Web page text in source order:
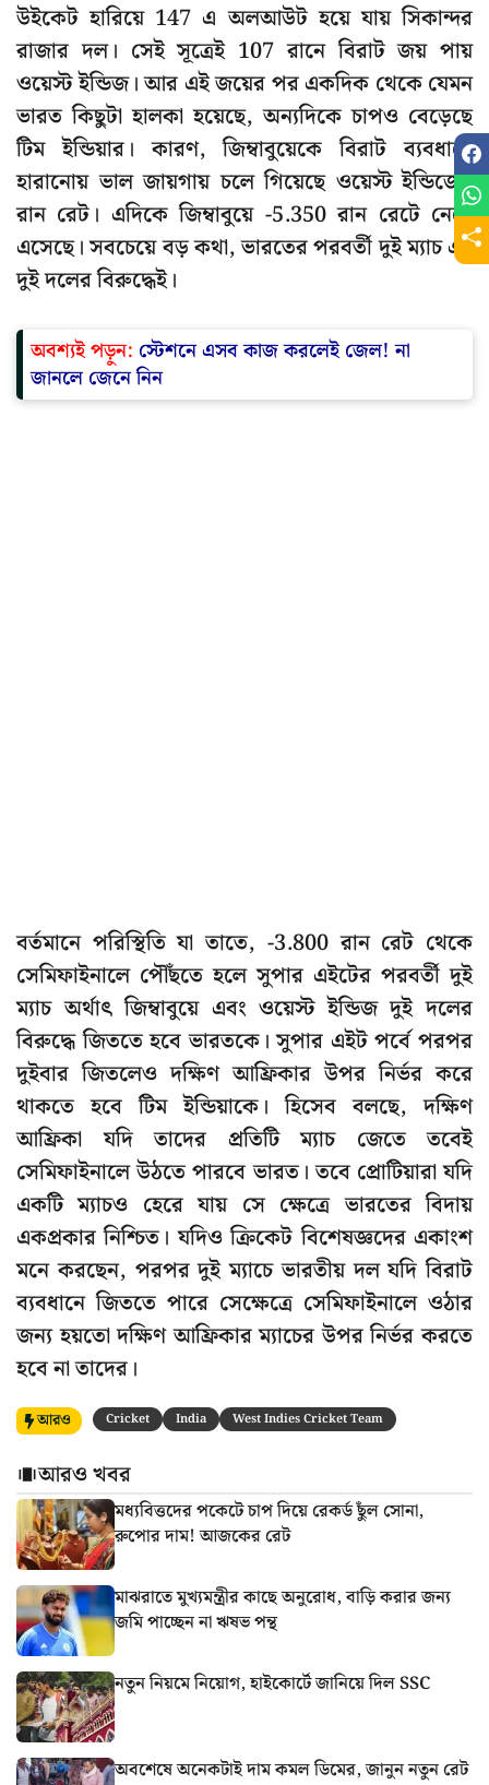
উইকেট হারিয়ে 147 এ অলআউট হয়ে যায় সিকান্দর
রাজার দল। সেই সূত্রেই 107 রানে বিরাট জয় পায়
ওয়েস্ট ইন্ডিজ। আর এই জয়ের পর একদিক থেকে যেমন
ভারত কিছুটা হালকা হয়েছে, অন্যদিকে চাপও বেড়েছে
টিম ইন্ডিয়ার। কারণ, জিম্বাবুয়েকে বিরাট ব্যবধানে
হারানোয় ভাল জায়গায় চলে গিয়েছে ওয়েস্ট ইন্ডিজের
রান রেট। এদিকে জিম্বাবুয়ে -5.350 রান রেটে নেমে
এসেছে। সবচেয়ে বড় কথা, ভারতের পরবর্তী দুই ম্যাচ এই
দুই দলের বিরুদ্ধেই।
অবশ্যই পড়ুন: স্টেশনে এসব কাজ করলেই জেল! না
জানলে জেনে নিন
বর্তমানে পরিস্থিতি যা তাতে, -3.800 রান রেট থেকে
সেমিফাইনালে পৌঁছতে হলে সুপার এইটের পরবর্তী দুই
ম্যাচ অর্থাৎ জিম্বাবুয়ে এবং ওয়েস্ট ইন্ডিজ দুই দলের
বিরুদ্ধে জিততে হবে ভারতকে। সুপার এইট পর্বে পরপর
দুইবার জিতলেও দক্ষিণ আফ্রিকার উপর নির্ভর করে
থাকতে হবে টিম ইন্ডিয়াকে। হিসেব বলছে, দক্ষিণ
আফ্রিকা যদি তাদের প্রতিটি ম্যাচ জেতে তবেই
সেমিফাইনালে উঠতে পারবে ভারত। তবে প্রোটিয়ারা যদি
একটি ম্যাচও হেরে যায় সে ক্ষেত্রে ভারতের বিদায়
একপ্রকার নিশ্চিত। যদিও ক্রিকেট বিশেষজ্ঞদের একাংশ
মনে করছেন, পরপর দুই ম্যাচে ভারতীয় দল যদি বিরাট
ব্যবধানে জিততে পারে সেক্ষেত্রে সেমিফাইনালে ওঠার
জন্য হয়তো দক্ষিণ আফ্রিকার ম্যাচের উপর নির্ভর করতে
হবে না তাদের।
আরও Cricket India West Indies Cricket Team
আরও খবর
মধ্যবিত্তদের পকেটে চাপ দিয়ে রেকর্ড ছুঁল সোনা,
রুপোর দাম! আজকের রেট
মাঝরাতে মুখ্যমন্ত্রীর কাছে অনুরোধ, বাড়ি করার জন্য
জমি পাচ্ছেন না ঋষভ পন্থ
নতুন নিয়মে নিয়োগ, হাইকোর্টে জানিয়ে দিল SSC
অবশেষে অনেকটাই দাম কমল ডিমের, জানুন নতুন রেট